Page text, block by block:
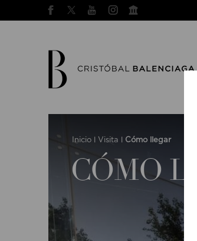
Inicio Visita Cómo llegar
CÓMO